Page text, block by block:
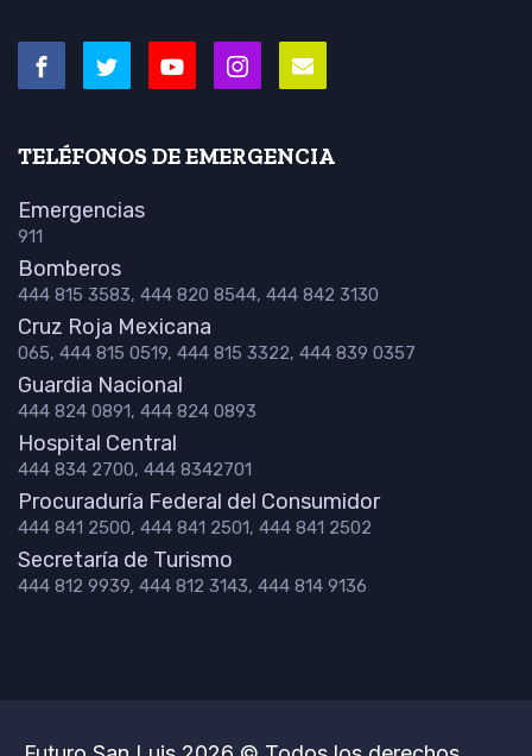
TELÉFONOS DE EMERGENCIA
Emergencias
911
Bomberos
444 815 3583, 444 820 8544, 444 842 3130
Cruz Roja Mexicana
065, 444 815 0519, 444 815 3322, 444 839 0357
Guardia Nacional
444 824 0891, 444 824 0893
Hospital Central
444 834 2700, 444 8342701
Procuraduría Federal del Consumidor
444 841 2500, 444 841 2501, 444 841 2502
Secretaría de Turismo
444 812 9939, 444 812 3143, 444 814 9136